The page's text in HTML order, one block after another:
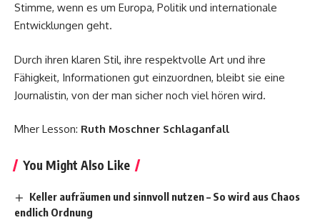
Stimme, wenn es um Europa, Politik und internationale
Entwicklungen geht.
Durch ihren klaren Stil, ihre respektvolle Art und ihre
Fähigkeit, Informationen gut einzuordnen, bleibt sie eine
Journalistin, von der man sicher noch viel hören wird.
Mher Lesson: Ruth Moschner Schlaganfall
You Might Also Like
Keller aufräumen und sinnvoll nutzen – So wird aus Chaos
endlich Ordnung